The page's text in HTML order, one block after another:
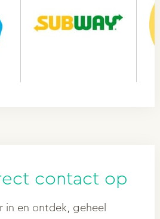
contact op
in en ontdek, geheel